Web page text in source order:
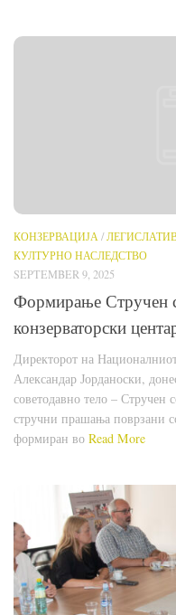
КОНЗЕРВАЦИЈА/
КУЛТУРНО НАСЛЕДСТВО
SEPTEMBER 9, 2025
Формирање Стручен
конзерваторски
Директорот на
Александар Јорданоски,
советодавно тело – Стручен
стручни прашања поврзани
формиран во Read More